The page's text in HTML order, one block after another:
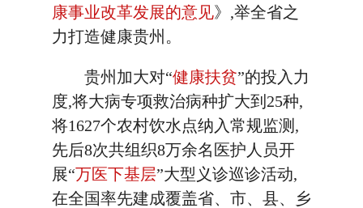
康事业改革发展的意见》,举全省之
力打造健康贵州。
贵州加大对“健康扶贫”的投入力
度,将大病专项救治病种扩大到25种,
将1627个农村饮水点纳入常规监测,
先后8次共组织8万余名医护人员开
展“万医下基层”大型义诊巡诊活动,
在全国率先建成覆盖省、市、县、乡